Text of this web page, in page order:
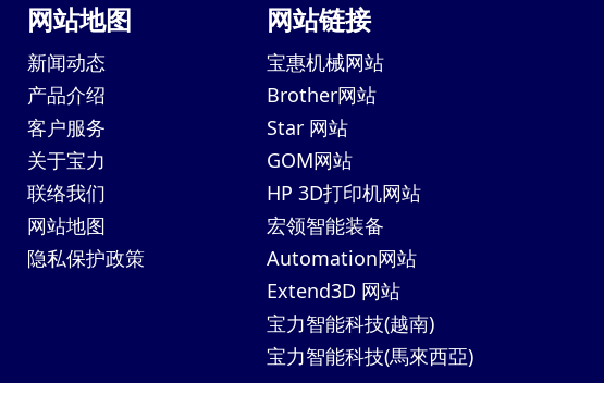
网站地图
新闻动态
产品介绍
客户服务
关于宝力
联络我们
网站地图
隐私保护政策
网站链接
宝惠机械网站
Brother网站
Star 网站
GOM网站
HP 3D打印机网站
宏领智能装备
Automation网站
Extend3D 网站
宝力智能科技(越南)
宝力智能科技(馬來西亞)